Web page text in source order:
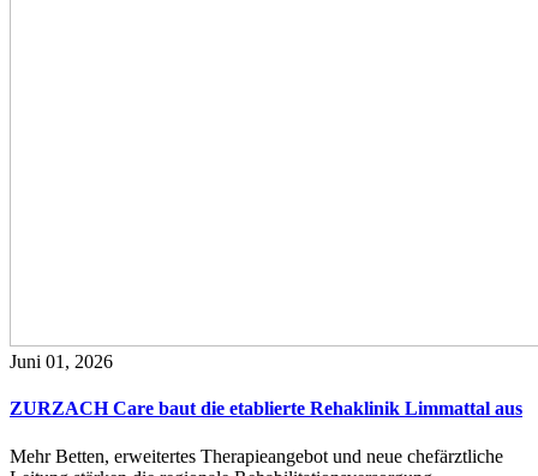
Juni 01, 2026
ZURZACH Care baut die etablierte Rehaklinik Limmattal aus
Mehr Betten, erweitertes Therapieangebot und neue chefärztliche